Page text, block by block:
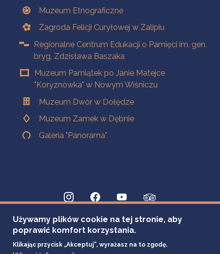
Muzeum Etnograficzne
Zagroda Felicji Curyłowej w Zalipiu
Regionalne Centrum Edukacji o Pamięci im. gen.
bryg. Zdzisława Baszaka
Muzeum Pamiątek po Janie Matejce
"Koryznówka" w Nowym Wiśniczu
Muzeum Dwór w Dołędze
Muzeum Zamek w Dębnie
Galeria "Panorama"
Używamy plików cookie na tej stronie, aby
poprawić komfort korzystania.
Klikając przycisk „Akceptuj”, wyrażasz na to zgodę.